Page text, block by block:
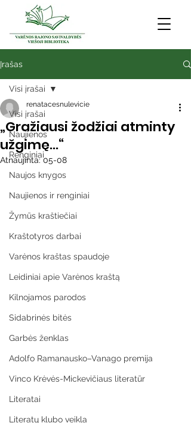
Įrašas
Visi įrašai
Naujienos
Renginiai
Naujos knygos
Naujienos ir renginiai
Žymūs kraštiečiai
Kraštotyros darbai
Varėnos kraštas spaudoje
Leidiniai apie Varėnos kraštą
Kilnojamos parodos
Sidabrinės bitės
Garbės ženklas
Adolfo Ramanausko–Vanago premija
Vinco Krėvės-Mickevičiaus literatūr
Literatai
Literatų klubo veikla
Visi įrašai
„Gražiausi žodžiai atminty
užgimę...“
renatacesnulevicie
Atnaujinta:05-08